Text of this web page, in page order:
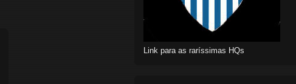
Link para as raríssimas HQs